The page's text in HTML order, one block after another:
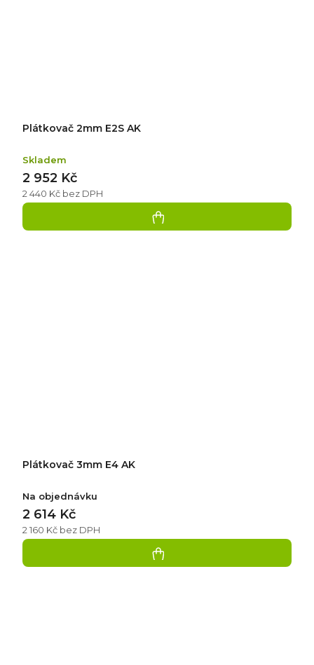
Plátkovač 2mm E2S AK
Skladem
2 440 Kč bez DPH
2 952 Kč
Plátkovač 3mm E4 AK
Na objednávku
2 160 Kč bez DPH
2 614 Kč